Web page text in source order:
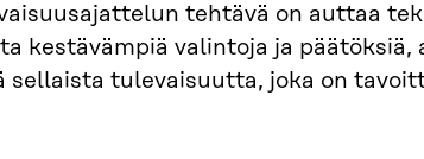
tehtävä on auttaa
kestävämpiä valintoja ja päätöksiä,
sellaista tulevaisuutta, joka on